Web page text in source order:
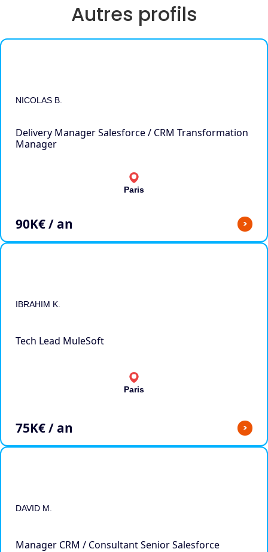
Autres profils
NICOLAS B.
Delivery Manager Salesforce / CRM Transformation
Manager
Paris
90K€ / an >
IBRAHIM K.
Tech Lead MuleSoft
Paris
75K€ / an >
DAVID M.
Manager CRM / Consultant Senior Salesforce